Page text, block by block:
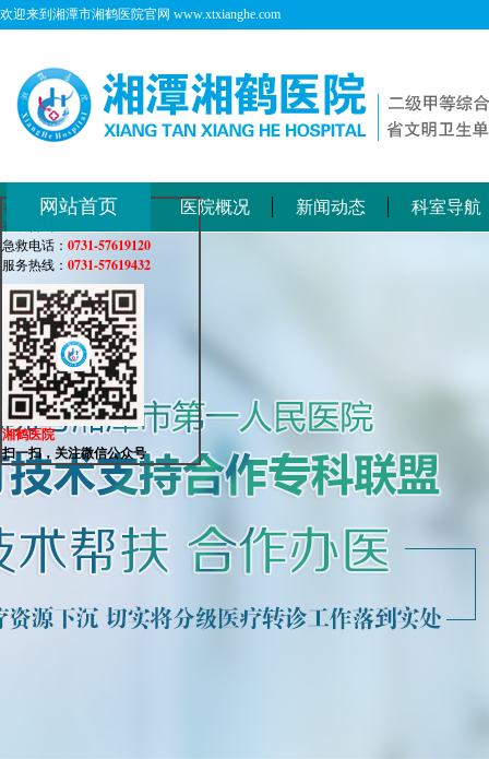
欢迎来到湘潭市湘鹤医院官网 www.xtxianghe.com
网站首页 医院概况 新闻动态 科室导航
在线客服
在线咨询：
急救电话： 0731-57619120
服务热线： 0731-57619432
湘鹤医院
扫一扫，关注微信公众号